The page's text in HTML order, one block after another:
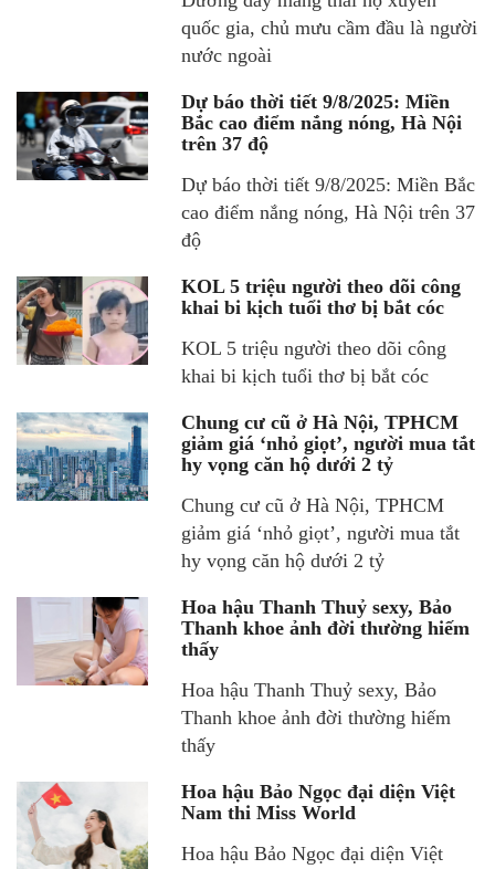
quốc gia, chủ mưu cầm đầu là người
nước ngoài
Dự báo thời tiết 9/8/2025: Miền
Bắc cao điểm nắng nóng, Hà Nội
trên 37 độ
Dự báo thời tiết 9/8/2025: Miền Bắc
cao điểm nắng nóng, Hà Nội trên 37
độ
KOL 5 triệu người theo dõi công
khai bi kịch tuổi thơ bị bắt cóc
KOL 5 triệu người theo dõi công
khai bi kịch tuổi thơ bị bắt cóc
Chung cư cũ ở Hà Nội, TPHCM
giảm giá ‘nhỏ giọt’, người mua tắt
hy vọng căn hộ dưới 2 tỷ
Chung cư cũ ở Hà Nội, TPHCM
giảm giá ‘nhỏ giọt’, người mua tắt
hy vọng căn hộ dưới 2 tỷ
Hoa hậu Thanh Thuỷ sexy, Bảo
Thanh khoe ảnh đời thường hiếm
thấy
Hoa hậu Thanh Thuỷ sexy, Bảo
Thanh khoe ảnh đời thường hiếm
thấy
Hoa hậu Bảo Ngọc đại diện Việt
Nam thi Miss World
Hoa hậu Bảo Ngọc đại diện Việt